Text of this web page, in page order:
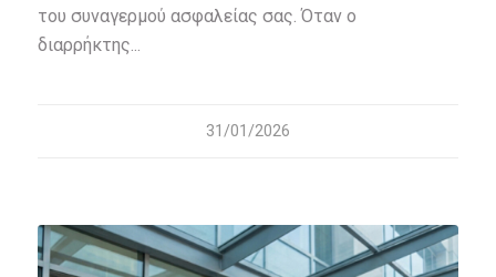
του συναγερμού ασφαλείας σας. Όταν ο
διαρρήκτης...
31/01/2026